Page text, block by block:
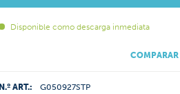
Disponible como descarga inmediata
COMPARAR
N.º ART.: G050927STP